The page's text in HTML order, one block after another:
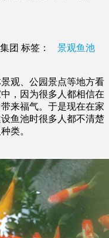
团 标签：
景观鱼池
观、公园景点等地方看
，因为很多人都相信在
来福气。于是现在在家
鱼池时很多人都不清楚
类。